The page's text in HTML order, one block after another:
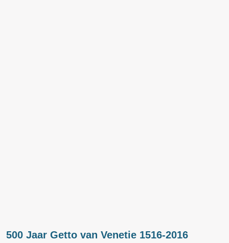
500 Jaar Getto van Venetie 1516-2016